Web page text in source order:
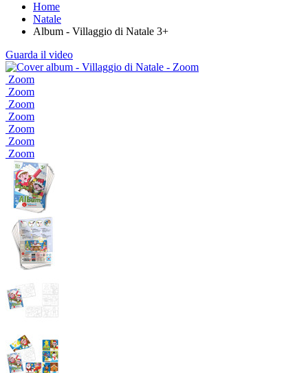
Home
Natale
Album - Villaggio di Natale 3+
Guarda il video
Zoom
Zoom
Zoom
Zoom
Zoom
Zoom
Zoom
Zoom